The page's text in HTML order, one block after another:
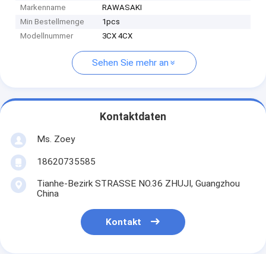
Markenname
RAWASAKI
Min Bestellmenge
1pcs
Modellnummer
3CX 4CX
Sehen Sie mehr an
Kontaktdaten
Ms. Zoey
18620735585
Tianhe-Bezirk STRASSE NO.36 ZHUJI, Guangzhou
China
Kontakt